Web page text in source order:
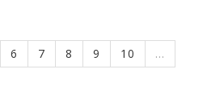
6 7 8 9 10
…